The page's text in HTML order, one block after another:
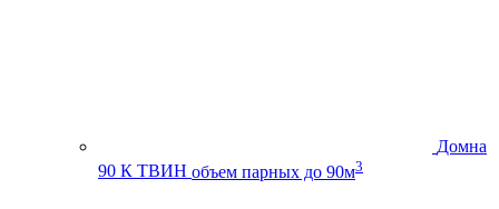
Домна
90 К ТВИН объем парных до 90м3